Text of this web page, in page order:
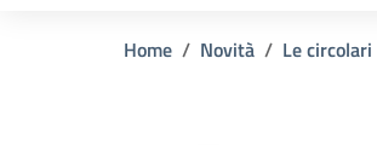
Home Novità Le circolari